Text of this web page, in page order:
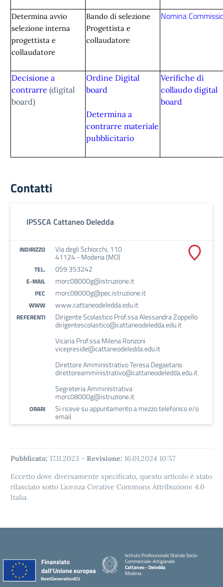
Determina avvio
selezione interna
progettista e
collaudatore
Bando di selezione
Progettista e
collaudatore
Nomina
Decisione a
contrarre (digital
board)
Ordine Digital
board
Determina a
contrarre materiale
pubblicitario
Verifiche di
collaudo digital
board
Contatti
IPSSCA Cattaneo Deledda
INDIRIZZO Via degli Schiocchi, 110
41124 - Modena (MO)
TEL. 059 353242
E-MAIL morc08000g@istruzione.it
PEC morc08000g@pec.istruzione.it
WWW www.cattaneodeledda.edu.it
REFERENTI Dirigente Scolastico Prof.ssa Alessandra Zoppello
dirigentescolastico@cattaneodeledda.edu.it
Vicaria Prof.ssa Milena Ronzoni
vicepreside@cattaneodeledda.edu.it
Direttore Amministrativo Teresa Degaetano
direttoreamministrativo@cattaneodeledda.edu.it
Segreteria Amministrativa
morc08000g@istruzione.it
ORARI Si riceve su appuntamento a mezzo telefonico e/o
email.
Pubblicato: 17.11.2023 - Revisione: 16.01.2024 10:57
Eccetto dove diversamente specificato, questo articolo è stato
rilasciato sotto Licenza Creative Commons Attribuzione 4.0
Italia.
Istituto Professionale Statale Socio-
Commerciale-Artigianale
Cattaneo - Deledda
Modena